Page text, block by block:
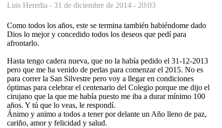
Luis Heredia - 31 de diciembre de 2014 - 20:03
Como todos los años, este se termina también habiéndome dado
Dios lo mejor y concedido todos los deseos que pedí para
afrontarlo.
Hasta tengo cadera nueva, que no la había pedido el 31-12-2013
pero que me ha venido de perlas para comenzar el 2015. No es
para correr la San Silvestre pero voy a llegar en condiciones
óptimas para celebrar el centenario del Colegio porque me dijo el
cirujano que la que me había puesto me iba a durar mínimo 100
años. Y tú que lo veas, le respondí.
Ánimo y animo a todos a tener por delante un Año lleno de paz,
cariño, amor y felicidad y salud.